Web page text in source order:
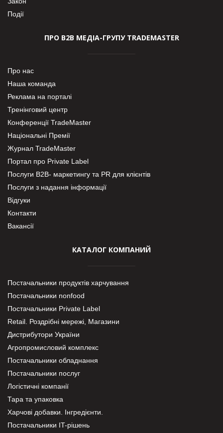
Події
ПРО В2В МЕДІА-ГРУПУ TRADEMASTER
Про нас
Наша команда
Реклама на порталі
Тренінговий центр
Конференції TradeMaster
Національні Премії
Журнал TradeMaster
Портал про Private Label
Послуги В2В- маркетингу та PR для клієнтів
Послуги з надання інформації
Відгуки
Контакти
Вакансії
КАТАЛОГ КОМПАНИЙ
Постачальники продуктів харчування
Постачальники nonfood
Постачальники Private Label
Retail. Роздрібні мережі, Магазини
Дистрибутори України
Агропромисловий комплекс
Постачальники обладнання
Постачальники послуг
Логістичні компанії
Тара та упаковка
Харчові добавки. Інгредієнти.
Постачальники IT-рішень